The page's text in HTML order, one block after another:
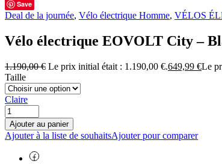
Save
Deal de la journée, Vélo électrique Homme, VÉLOS
Vélo électrique EOVOLT City –
1.190,00€ Le prix initial était : 1.190,00 €.649,99 €Le
Taille
Claire
Ajouter au panier
Ajouter à la liste de souhaitsAjouter pour comparer